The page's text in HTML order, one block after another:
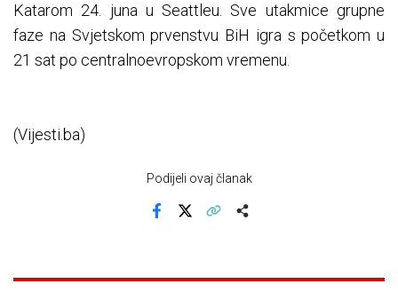
Katarom 24. juna u Seattleu. Sve utakmice grupne
faze na Svjetskom prvenstvu BiH igra s početkom u
21 sat po centralnoevropskom vremenu.
(Vijesti.ba)
Podijeli ovaj članak